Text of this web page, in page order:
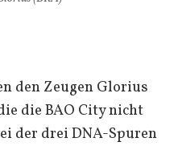
den Zeugen Glorius
die BAO City nicht
der drei DNA-Spuren